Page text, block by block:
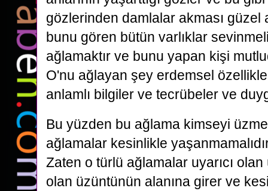
gözlerinden damlalar akması güzel
bunu gören bütün varlıklar
ağlamaktır ve bunu yapan kişi
O'nu ağlayan şey erdemsel
anlamlı bilgiler ve tecrübeler ve
Bu yüzden bu ağlama kimseyi
ağlamalar kesinlikle
Zaten o türlü ağlamalar uyarıcı
olan üzüntünün alanına girer ve